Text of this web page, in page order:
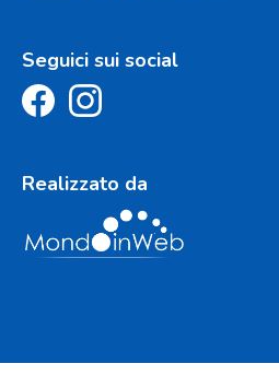
Seguici sui social
Realizzato da